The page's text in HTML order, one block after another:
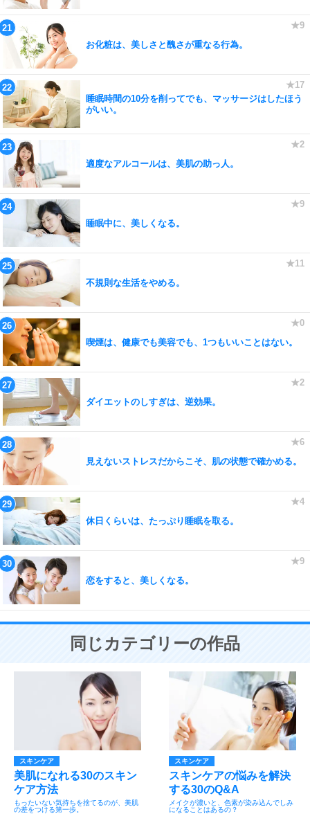
お化粧は、美しさと醜さが重なる行為。
睡眠時間の10分を削ってでも、マッサージはしたほう
がいい。
適度なアルコールは、美肌の助っ人。
睡眠中に、美しくなる。
不規則な生活をやめる。
喫煙は、健康でも美容でも、1つもいいことはない。
ダイエットのしすぎは、逆効果。
見えないストレスだからこそ、肌の状態で確かめる。
休日くらいは、たっぷり睡眠を取る。
恋をすると、美しくなる。
同じカテゴリーの作品
スキンケア
美肌になれる30のスキン
ケア方法
もったいない気持ちを捨てるのが、美肌
の差をつける第一歩。
スキンケア
スキンケアの悩みを解決
する30のQ&A
メイクが濃いと、色素が染み込んでしみ
になることはあるの？